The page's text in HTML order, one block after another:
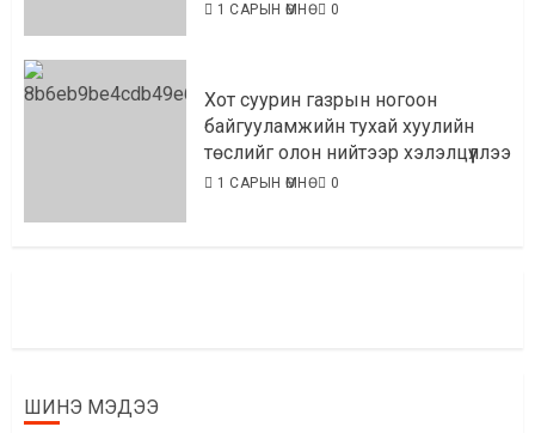
1 САРЫН ӨМНӨ 0
Хот суурин газрын ногоон
байгууламжийн тухай хуулийн
төслийг олон нийтээр хэлэлцүүллээ
1 САРЫН ӨМНӨ 0
ШИНЭ МЭДЭЭ